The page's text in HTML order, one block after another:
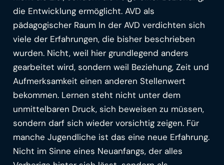
die Entwicklung ermöglicht. AVD als
pädagogischer Raum In der AVD verdichten sich
viele der Erfahrungen, die bisher beschrieben
wurden. Nicht, weil hier grundlegend anders
gearbeitet wird, sondern weil Beziehung, Zeit und
Aufmerksamkeit einen anderen Stellenwert
bekommen. Lernen steht nicht unter dem
unmittelbaren Druck, sich beweisen zu müssen,
sondern darf sich wieder vorsichtig zeigen. Für
manche Jugendliche ist das eine neue Erfahrung.
Nicht im Sinne eines Neuanfangs, der alles